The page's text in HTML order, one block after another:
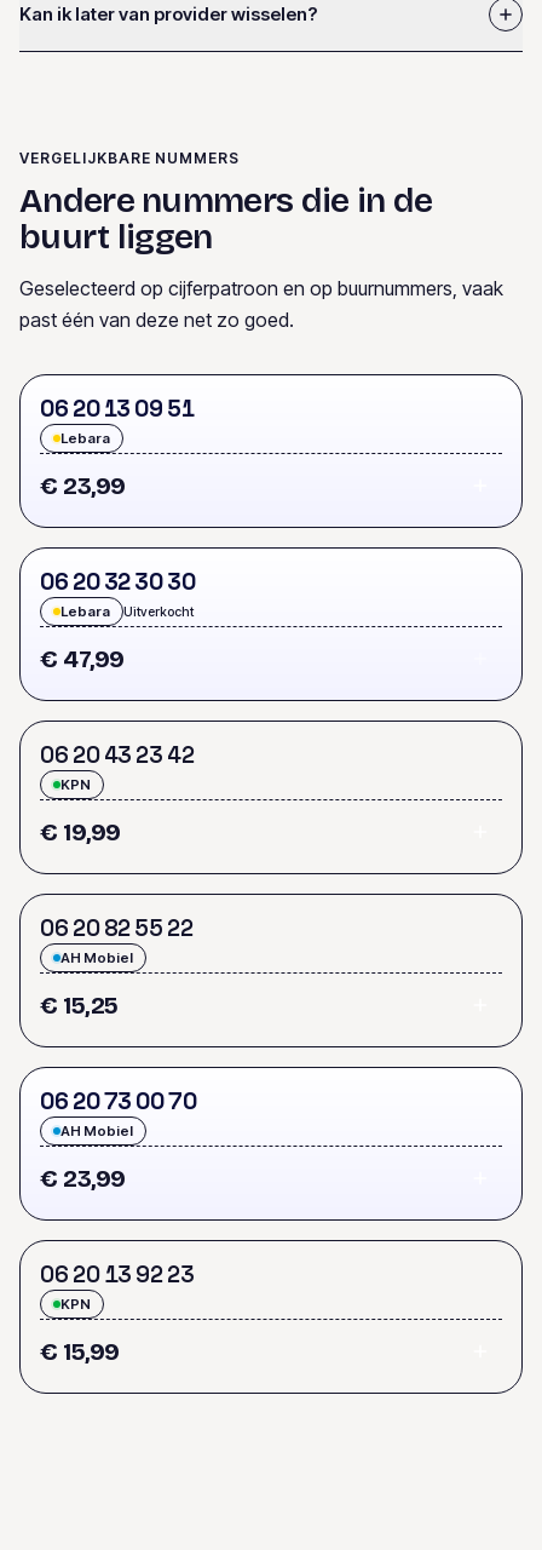
Kan ik later van provider wisselen?
VERGELIJKBARE NUMMERS
Andere nummers die in de
buurt liggen
Geselecteerd op cijferpatroon en op buurnummers, vaak
past één van deze net zo goed.
06 2013 09 51
Lebara
€ 23,99
06 20323030
Lebara Uitverkocht
€ 47,99
06 2043 23 42
KPN
€ 19,99
06 208255 22
AH Mobiel
€ 15,25
06 2073 0070
AH Mobiel
€ 23,99
06 2013 9223
KPN
€ 15,99